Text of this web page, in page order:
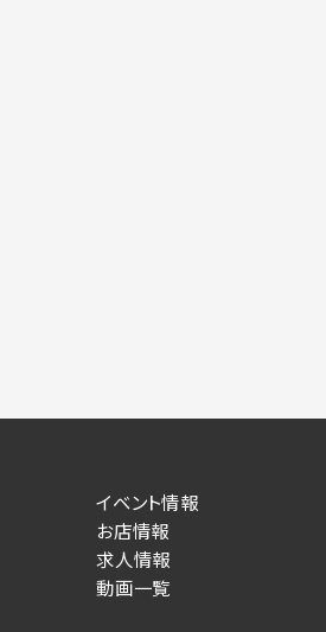
イベント情報
お店情報
求人情報
動画一覧